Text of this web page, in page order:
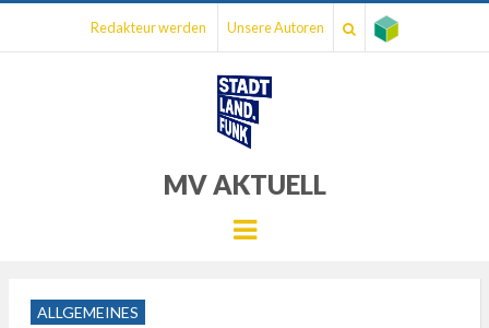
Redakteur werden Unsere Autoren
MV AKTUELL
Menu
ALLGEMEINES